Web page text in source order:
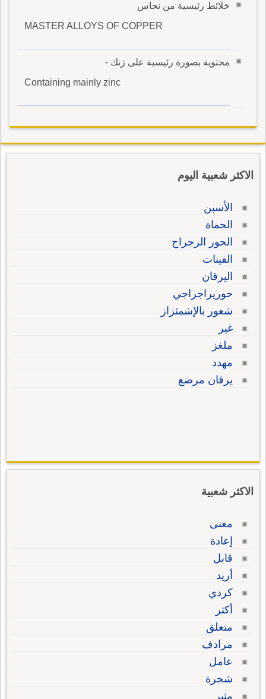
خلائط رئيسية من نحاس
MASTER ALLOYS OF COPPER
محتوية بصورة رئيسية على زنك -
Containing mainly zinc
الاكثر شعبية اليوم
الأسبن
الحماة
الحور الرجراج
الفينات
اليرقان
حوريراجراجي
شعور بالإشمئزاز
غير
ملغز
مهدد
يرقان مرضع
الاكثر شعبية
معنى
إعادة
قابل
أريد
كردي
أكثر
متعلق
مرادف
عامل
شجرة
مثير